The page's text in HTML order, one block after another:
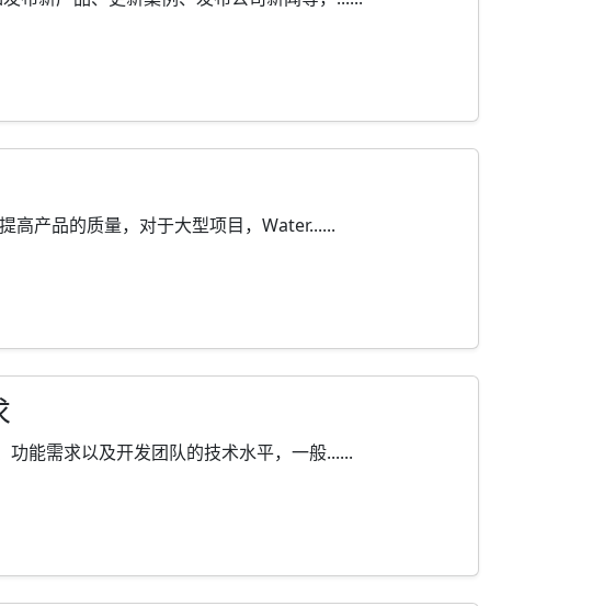
高产品的质量，对于大型项目，Water......
能需求以及开发团队的技术水平，一般......